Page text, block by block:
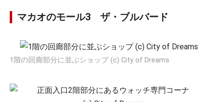
マカオのモール3 ザ・ブルバード
1階の回廊部分に並ぶショップ (c) City of Dreams